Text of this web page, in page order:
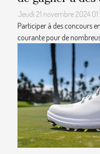
Jeudi 21 novembre 2024
Participer à des concours
courante pour de